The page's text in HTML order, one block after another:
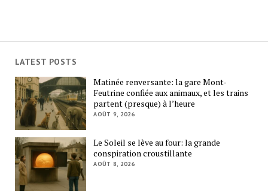
LATEST POSTS
Matinée renversante: la gare Mont-
Feutrine confiée aux animaux, et les trains
partent (presque) à l’heure
AOÛT 9, 2026
Le Soleil se lève au four: la grande
conspiration croustillante
AOÛT 8, 2026